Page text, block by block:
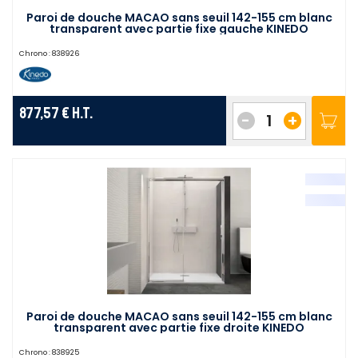
Paroi de douche MACAO sans seuil 142-155 cm blanc
transparent avec partie fixe gauche KINEDO
Chrono : 838926
877,57 € H.T. +
-
Paroi de douche MACAO sans seuil 142-155 cm blanc
transparent avec partie fixe droite KINEDO
Chrono : 838925